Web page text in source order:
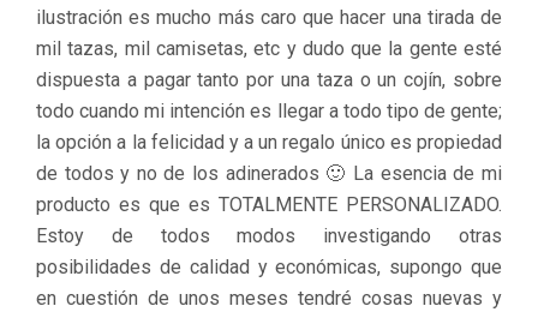
ilustración es mucho más caro que hacer una tirada de
mil tazas, mil camisetas, etc y dudo que la gente esté
dispuesta a pagar tanto por una taza o un cojín, sobre
todo cuando mi intención es llegar a todo tipo de gente;
la opción a la felicidad y a un regalo único es propiedad
de todos y no de los adinerados 🙂 La esencia de mi
producto es que es TOTALMENTE PERSONALIZADO.
Estoy de todos modos investigando otras
posibilidades de calidad y económicas, supongo que
en cuestión de unos meses tendré cosas nuevas y